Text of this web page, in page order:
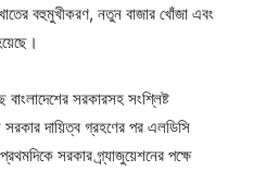
বহুমুখীকরণ, নতুন বাজার খোঁজা এবং
সরকারসহ সংশ্লিষ্ট
সরকার দায়িত্ব গ্রহণের পর এলডিসি
সরকার গ্র্যাজুয়েশনের পক্ষে